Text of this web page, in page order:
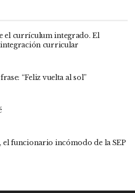
el currículum integrado. El
curricular
“Feliz vuelta al sol”
funcionario incómodo de la SEP